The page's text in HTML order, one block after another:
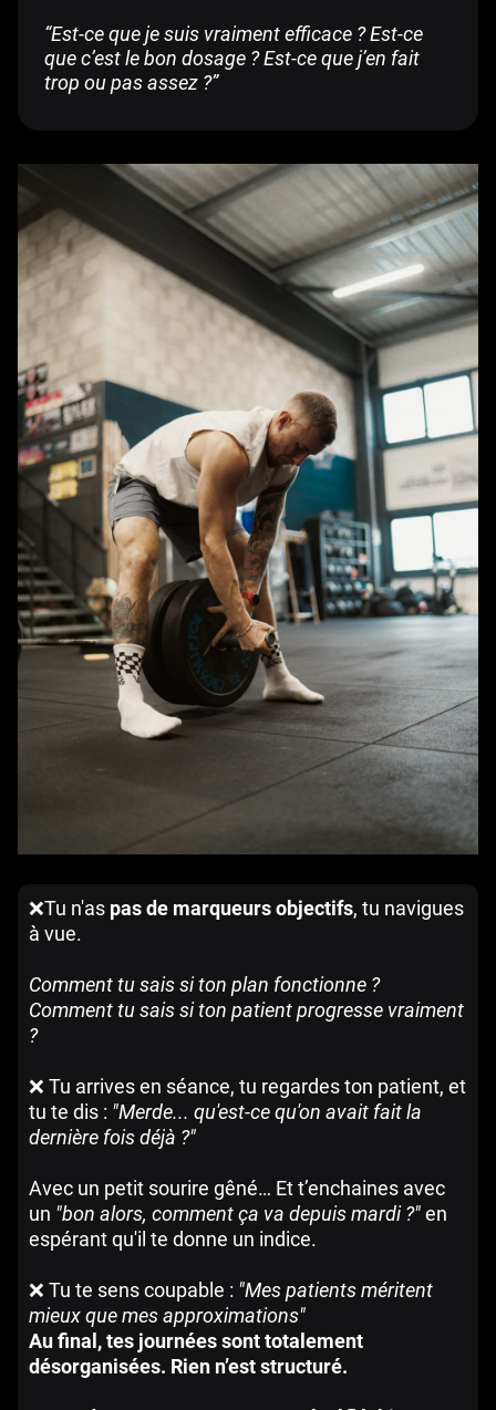
“Est-ce que je suis vraiment efficace ? Est-ce
que c’est le bon dosage ? Est-ce que j’en fait
trop ou pas assez ?”
❌Tu n'as pas de marqueurs objectifs, tu navigues
à vue.
Comment tu sais si ton plan fonctionne ?
Comment tu sais si ton patient progresse vraiment
?
❌ Tu arrives en séance, tu regardes ton patient, et
tu te dis : "Merde... qu'est-ce qu'on avait fait la
dernière fois déjà ?"
Avec un petit sourire gêné… Et t’enchaines avec
un "bon alors, comment ça va depuis mardi ?"en
espérant qu'il te donne un indice.
❌ Tu te sens coupable : "Mes patients méritent
mieux que mes approximations"
Au final, tes journées sont totalement
désorganisées. Rien n’est structuré.